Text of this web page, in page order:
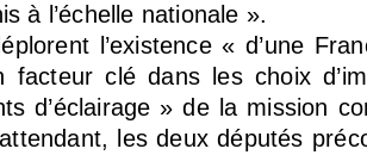
à l’échelle nationale ».
l’existence « d’une
clé dans les choix
d’éclairage » de la mission
les deux députés